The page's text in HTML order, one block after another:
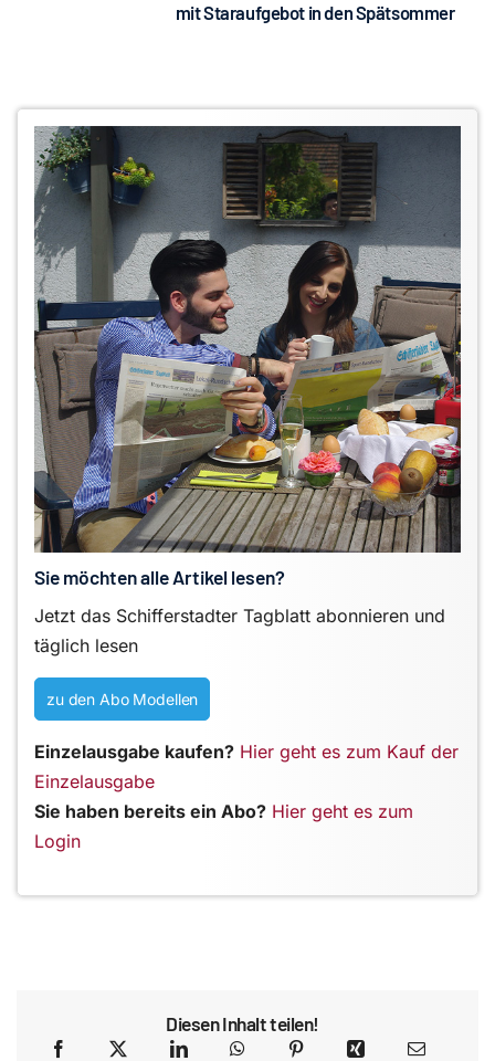
mit Staraufgebot in den Spätsommer
Sie möchten alle Artikel lesen?
Jetzt das Schifferstadter Tagblatt abonnieren und
täglich lesen
zu den Abo Modellen
Einzelausgabe kaufen? Hier geht es zum Kauf der
Einzelausgabe
Sie haben bereits ein Abo? Hier geht es zum
Login
Diesen Inhalt teilen!